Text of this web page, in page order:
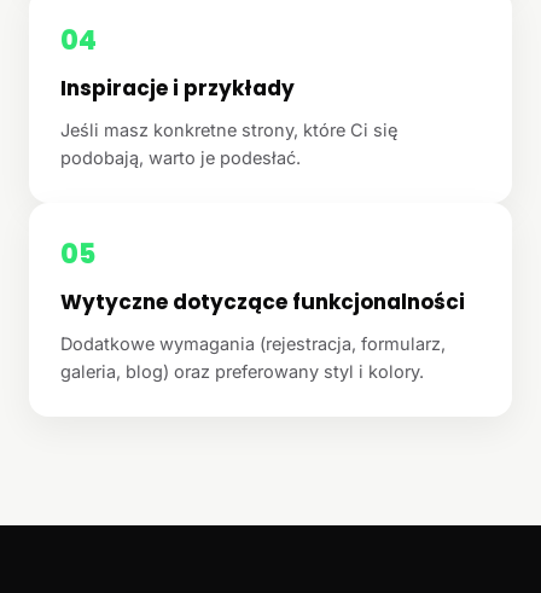
04
Inspiracje i przykłady
Jeśli masz konkretne strony, które Ci się
podobają, warto je podesłać.
05
Wytyczne dotyczące funkcjonalności
Dodatkowe wymagania (rejestracja, formularz,
galeria, blog) oraz preferowany styl i kolory.